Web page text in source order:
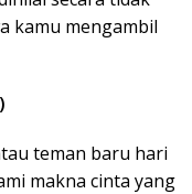
kamu mengambil
teman baru hari
makna cinta yang